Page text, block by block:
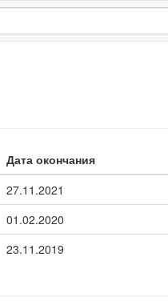
Дата окончания
27.11.2021
01.02.2020
23.11.2019